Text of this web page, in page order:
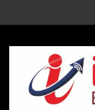
to
content